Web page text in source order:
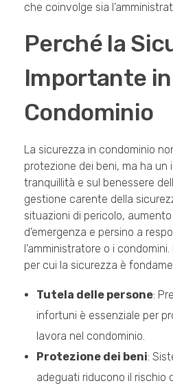
che coinvolge sia
Perché la
Importante in
Condominio
La sicurezza in condominio
protezione dei beni, ma ha
tranquillità e sul benessere
gestione carente della
situazioni di pericolo,
d’emergenza e persino a
l’amministratore o i
per cui la sicurezza è
Tutela delle persone:
infortuni è essenziale per
lavora nel condominio.
Protezione dei beni:
adeguati riducono il rischio